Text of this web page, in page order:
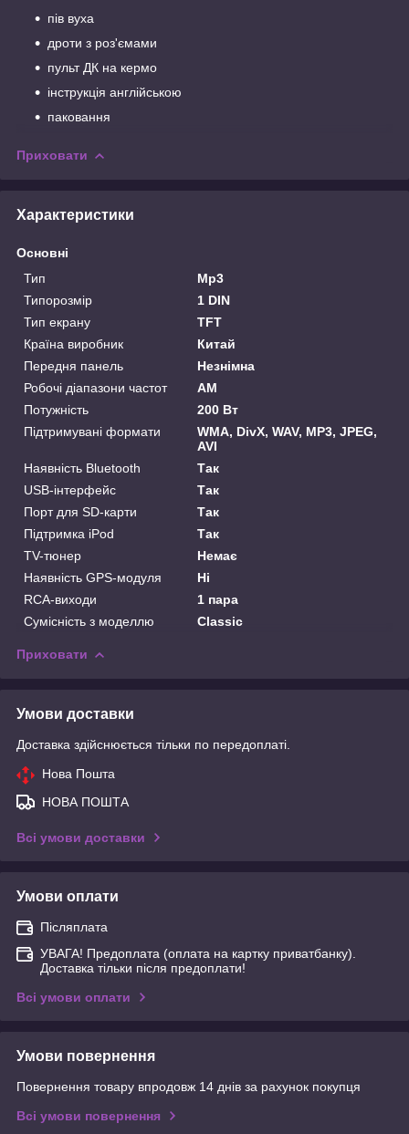
пів вуха
дроти з роз'ємами
пульт ДК на кермо
інструкція англійською
паковання
Приховати
Характеристики
Основні
Тип
Mp3
Типорозмір
1 DIN
Тип екрану
TFT
Країна виробник
Китай
Передня панель
Незнімна
Робочі діапазони частот
AM
Потужність
200 Вт
Підтримувані формати
WMA, DivX, WAV, MP3, JPEG,
AVI
Наявність Bluetooth
Так
USB-інтерфейс
Так
Порт для SD-карти
Так
Підтримка iPod
Так
TV-тюнер
Немає
Наявність GPS-модуля
Ні
RCA-виходи
1 пара
Сумісність з моделлю
Classic
Приховати
Умови доставки
Доставка здійснюється тільки по передоплаті.
Нова Пошта
НОВА ПОШТА
Всі умови доставки
Умови оплати
Післяплата
УВАГА! Предоплата (оплата на картку приватбанку).
Доставка тільки після предоплати!
Всі умови оплати
Умови повернення
Повернення товару впродовж 14 днів за рахунок покупця
Всі умови повернення